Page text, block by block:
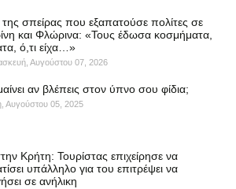
σπείρας που εξαπατούσε πολίτες σε
και Φλώρινα: «Τους έδωσα κοσμήματα,
ό,τι είχα…»
Αυγούστου 07, 2026
αν βλέπεις στον ύπνο σου φίδια;
Αυγούστου 05, 2025
Κρήτη: Τουρίστας επιχείρησε να
υπάλληλο για του επιτρέψει να
σε ανήλικη